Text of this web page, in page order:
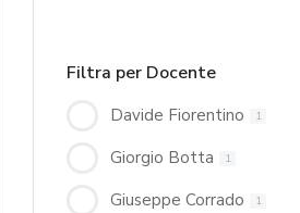
Filtra per Docente
Davide Fiorentino 1
Giorgio Botta 1
Giuseppe Corrado 1